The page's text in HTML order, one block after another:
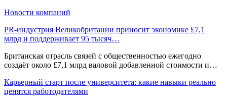
Новости компаний
PR-индустрия Великобритании приносит экономике £7,1
млрд и поддерживает 95 тысяч…
Британская отрасль связей с общественностью ежегодно
создаёт около £7,1 млрд валовой добавленной стоимости и…
Карьерный старт после университета: какие навыки реально
ценятся работодателями